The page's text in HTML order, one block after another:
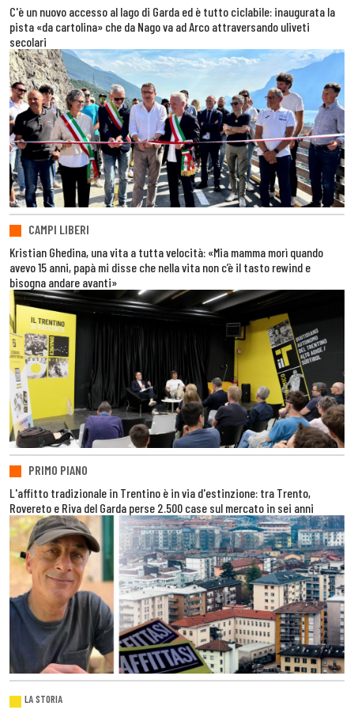
C'è un nuovo accesso al lago di Garda ed è tutto ciclabile: inaugurata la
pista «da cartolina» che da Nago va ad Arco attraversando uliveti
secolari
CAMPI LIBERI
Kristian Ghedina, una vita a tutta velocità: «Mia mamma morì quando
avevo 15 anni, papà mi disse che nella vita non c’è il tasto rewind e
bisogna andare avanti»
PRIMO PIANO
L'affitto tradizionale in Trentino è in via d'estinzione: tra Trento,
Rovereto e Riva del Garda perse 2.500 case sul mercato in sei anni
LA STORIA